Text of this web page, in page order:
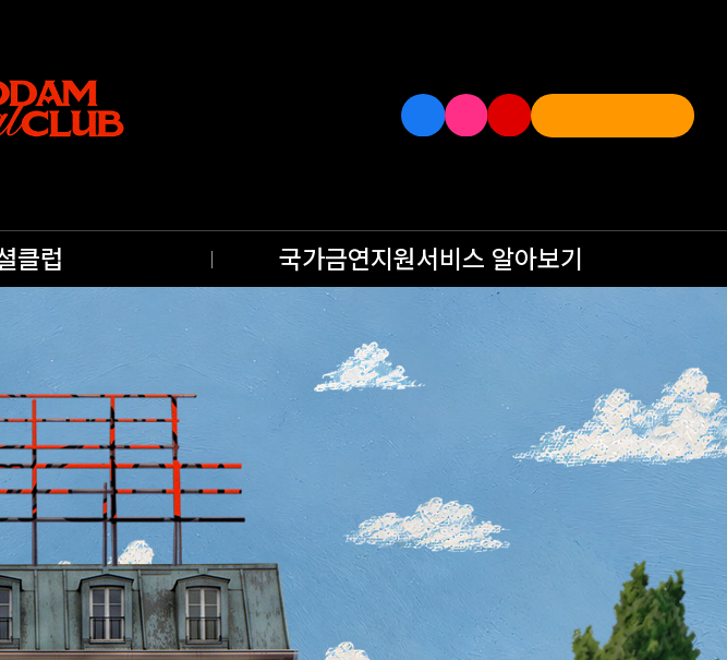
클럽 국가금연지원서비스 알아보기